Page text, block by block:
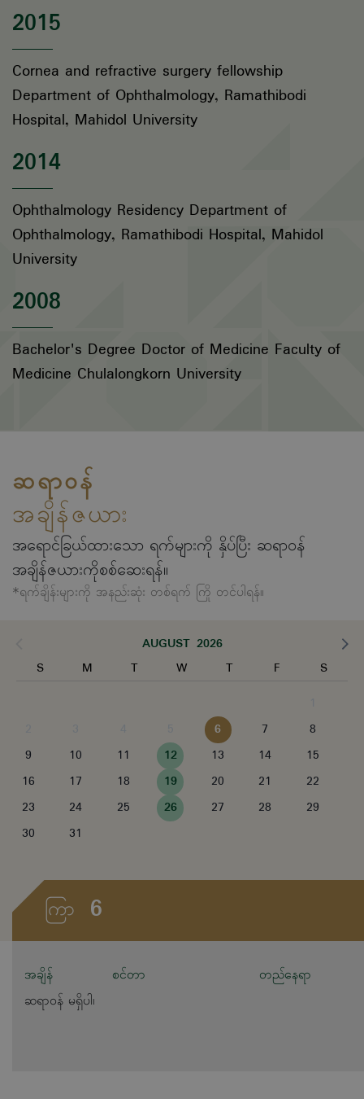
2015
Cornea and refractive surgery fellowship
Department of Ophthalmology, Ramathibodi
Hospital, Mahidol University
2014
Ophthalmology Residency Department of
Ophthalmology, Ramathibodi Hospital, Mahidol
University
2008
Bachelor's Degree Doctor of Medicine Faculty of
Medicine Chulalongkorn University
ဆရာဝန်
အချိန်ဇယား
အရောင်ခြယ်ထားသော ရက်များကို နှိပ်ပြီး ဆရာဝန်
အချိန်ဇယားကိုစစ်ဆေးရန်။
*ရက်ချိန်းများကို အနည်းဆုံး တစ်ရက် ကြို တင်ပါရန်။
AUGUST 2026
S
M T W T F
S
6 7
8
9
10 11 12 13 14
15
16
17 18 19 20 21
22
23
24 25 26 27 28
29
30
31
ကြာ 6
အချိန် စင်တာ
တည်နေရာ
ဆရာဝန် မရှိပါ၊